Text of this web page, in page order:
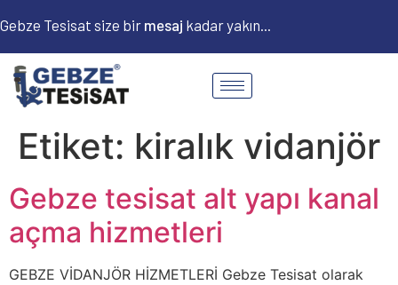
Gebze Tesisat size bir mesaj kadar yakın...
Etiket: kiralık vidanjör
Gebze tesisat alt yapı kanal
açma hizmetleri
GEBZE VİDANJÖR HİZMETLERİ Gebze Tesisat olarak